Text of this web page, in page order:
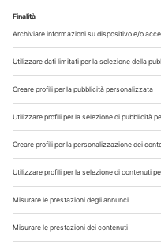
Chi Siamo